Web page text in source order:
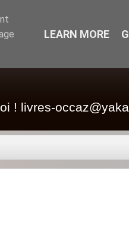
! livres-
LEARN MORE